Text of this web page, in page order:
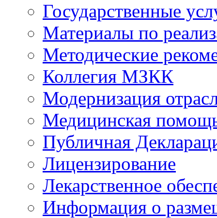
Государственные
Материалы по
Методические
Коллегия МЗКК
Модернизация
Медицинская
Публичная
Лицензирование
Лекарственное
Информация о